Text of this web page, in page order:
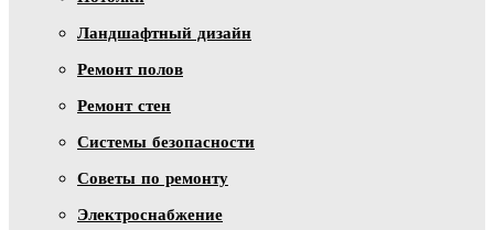
Ландшафтный дизайн
Ремонт полов
Ремонт стен
Системы безопасности
Советы по ремонту
Электроснабжение